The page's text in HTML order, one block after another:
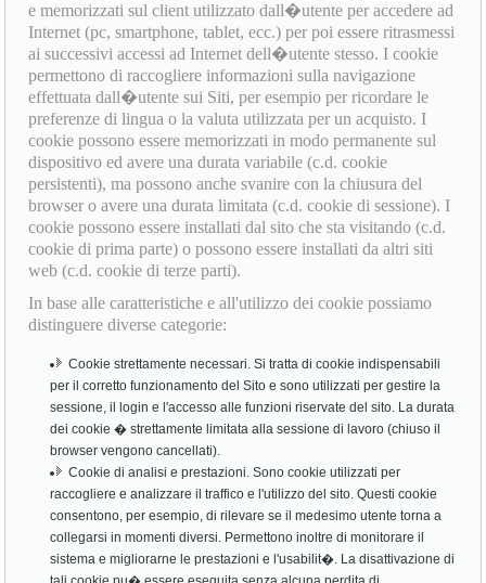
e memorizzati sul client utilizzato dall�utente per accedere ad
Internet (pc, smartphone, tablet, ecc.) per poi essere ritrasmessi
ai successivi accessi ad Internet dell�utente stesso. I cookie
permettono di raccogliere informazioni sulla navigazione
effettuata dall�utente sui Siti, per esempio per ricordare le
preferenze di lingua o la valuta utilizzata per un acquisto. I
cookie possono essere memorizzati in modo permanente sul
dispositivo ed avere una durata variabile (c.d. cookie
persistenti), ma possono anche svanire con la chiusura del
browser o avere una durata limitata (c.d. cookie di sessione). I
cookie possono essere installati dal sito che sta visitando (c.d.
cookie di prima parte) o possono essere installati da altri siti
web (c.d. cookie di terze parti).
In base alle caratteristiche e all'utilizzo dei cookie possiamo
distinguere diverse categorie:
Cookie strettamente necessari. Si tratta di cookie indispensabili
per il corretto funzionamento del Sito e sono utilizzati per gestire la
sessione, il login e l'accesso alle funzioni riservate del sito. La durata
dei cookie � strettamente limitata alla sessione di lavoro (chiuso il
browser vengono cancellati).
Cookie di analisi e prestazioni. Sono cookie utilizzati per
raccogliere e analizzare il traffico e l'utilizzo del sito. Questi cookie
consentono, per esempio, di rilevare se il medesimo utente torna a
collegarsi in momenti diversi. Permettono inoltre di monitorare il
sistema e migliorarne le prestazioni e l'usabilit�. La disattivazione di